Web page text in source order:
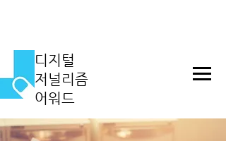
​디지털
저널리즘
어워드